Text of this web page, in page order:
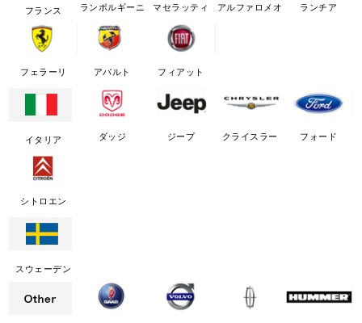
フランス ランボルギーニ マセラッティ アルファロメオ ランチア
フェラーリ アバルト フィアット
イタリア ダッジ ジープ クライスラー フォード
シトロエン
スウェーデン